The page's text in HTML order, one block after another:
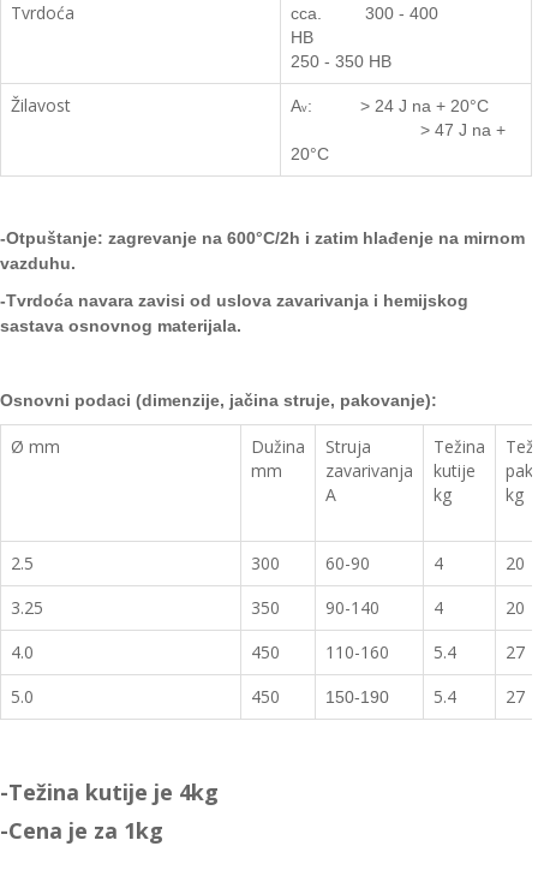
Tvrdoća cca.
300 - 400
HB
250 - 350 HB
Žilavost Av: > 24 J na + 20°C
> 47 J na +
20°C
-Otpuštanje: zagrevanje na 600°C/2h i zatim hlađenje na mirnom
vazduhu.
-Tvrdoća navara zavisi od uslova zavarivanja i hemijskog
sastava osnovnog materijala.
Osnovni podaci (dimenzije, jačina struje, pakovanje):
Ø mm
Dužina
mm
Struja
zavarivanja
A
Težina
kutije
kg
kg
2.5 300 60-90 4
20
3.25
350 90-140 4
20
4.0
450 110-160 5.4
27
5.0
450 150-190 5.4 27
-Težina kutije je 4kg
-Cena je za 1kg